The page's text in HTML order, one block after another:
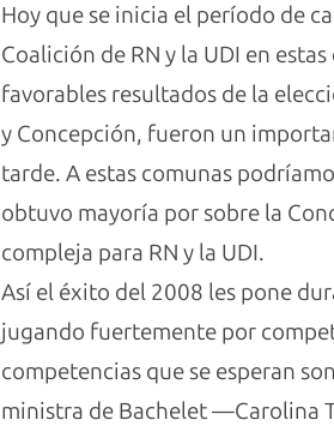
Hoy que se inicia el período de
Coalición de RN y la UDI en
favorables resultados de la
y Concepción, fueron un
tarde. A estas comunas
obtuvo mayoría por sobre la
compleja para RN y la UDI.
Así el éxito del 2008 les pone
jugando fuertemente por
competencias que se esperan
ministra de Bachelet —Carolina